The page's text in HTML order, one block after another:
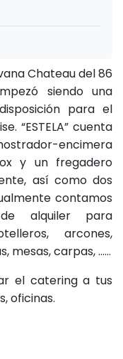
Chateau del 86
siendo una
para el
“ESTELA” cuenta
encimera
y un fregadero
así como dos
contamos
alquiler para
arcones,
mesas, carpas, ……
el catering a tus
oficinas.